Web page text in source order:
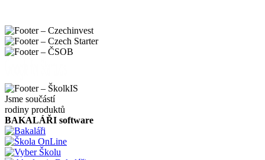
Jsme součástí
rodiny produktů
BAKALÁŘI software